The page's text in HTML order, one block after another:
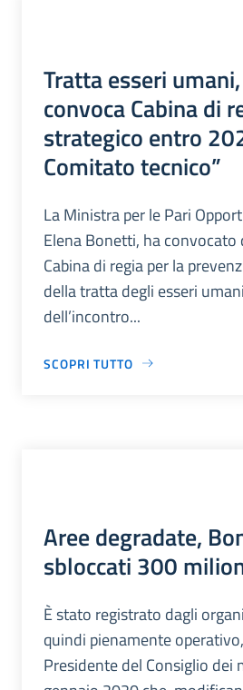
Tratta esseri
convoca Cabina di
strategico entro
Comitato tecnico”
La Ministra per le Pari
Elena Bonetti, ha
Cabina di regia per la
della tratta degli esseri
dell’incontro...
SCOPRI TUTTO
Aree degradate,
sbloccati 300
È stato registrato dagli
quindi pienamente
Presidente del Consiglio dei